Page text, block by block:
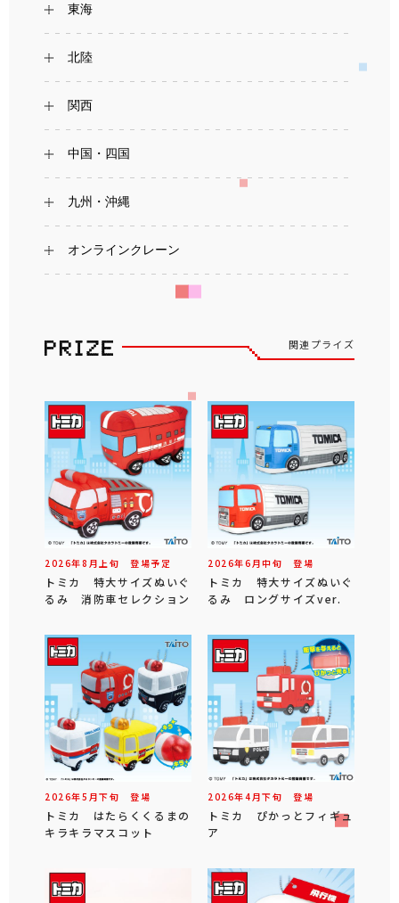
東海
北陸
関西
中国・四国
九州・沖縄
オンラインクレーン
関連プライズ
2026年8 月 上旬 登場予定
トミカ 特大サイズぬいぐ
るみ 消防車セレクション
2026年6 月中旬 登場
トミカ 特大サイズぬいぐ
るみ ロングサイズver.
2026年5 月下旬 登場
トミカ はたらくくるまの
キラキラマスコット
2026年4 月下旬 登場
トミカ ぴかっとフィギュ
ア